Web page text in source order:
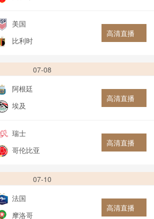
美国
比利时
高清直播
07-08
阿根廷
埃及
高清直播
瑞士
哥伦比亚
高清直播
07-10
法国
摩洛哥
高清直播